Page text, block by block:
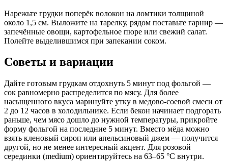
Нарежьте грудки поперёк волокон на ломтики толщиной
около 1,5 см. Выложите на тарелку, рядом поставьте гарнир —
запечённые овощи, картофельное пюре или свежий салат.
Полейте выделившимся при запекании соком.
Советы и вариации
Дайте готовым грудкам отдохнуть 5 минут под фольгой —
сок равномерно распределится по мясу. Для более
насыщенного вкуса маринуйте утку в медово-соевой смеси от
2 до 12 часов в холодильнике. Если бекон начинает подгорать
раньше, чем мясо дошло до нужной температуры, прикройте
форму фольгой на последние 5 минут. Вместо мёда можно
взять кленовый сироп или апельсиновый джем — получится
другой, но не менее интересный акцент. Для розовой
серединки (medium) ориентируйтесь на 63–65 °C внутри.